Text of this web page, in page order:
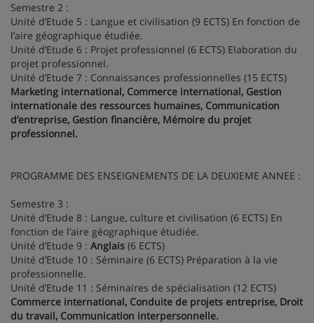
Semestre 2 :
Unité d’Etude 5 : Langue et civilisation (9 ECTS) En fonction de
l’aire géographique étudiée.
Unité d’Etude 6 : Projet professionnel (6 ECTS) Elaboration du
projet professionnel.
Unité d’Etude 7 : Connaissances professionnelles (15 ECTS)
Marketing international, Commerce international, Gestion
internationale des ressources humaines, Communication
d’entreprise, Gestion financière, Mémoire du projet
professionnel.
PROGRAMME DES ENSEIGNEMENTS DE LA DEUXIEME ANNEE :
Semestre 3 :
Unité d’Etude 8 : Langue, culture et civilisation (6 ECTS) En
fonction de l’aire géographique étudiée.
Unité d’Etude 9 : Anglais (6 ECTS)
Unité d’Etude 10 : Séminaire (6 ECTS) Préparation à la vie
professionnelle.
Unité d’Etude 11 : Séminaires de spécialisation (12 ECTS)
Commerce international, Conduite de projets entreprise, Droit
du travail, Communication interpersonnelle.